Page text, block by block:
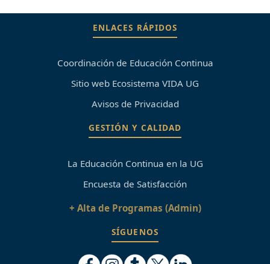
ENLACES RÁPIDOS
Coordinación de Educación Continua
Sitio web Ecosistema VIDA UG
Avisos de Privacidad
GESTIÓN Y CALIDAD
La Educación Continua en la UG
Encuesta de Satisfacción
+ Alta de Programas (Admin)
SÍGUENOS